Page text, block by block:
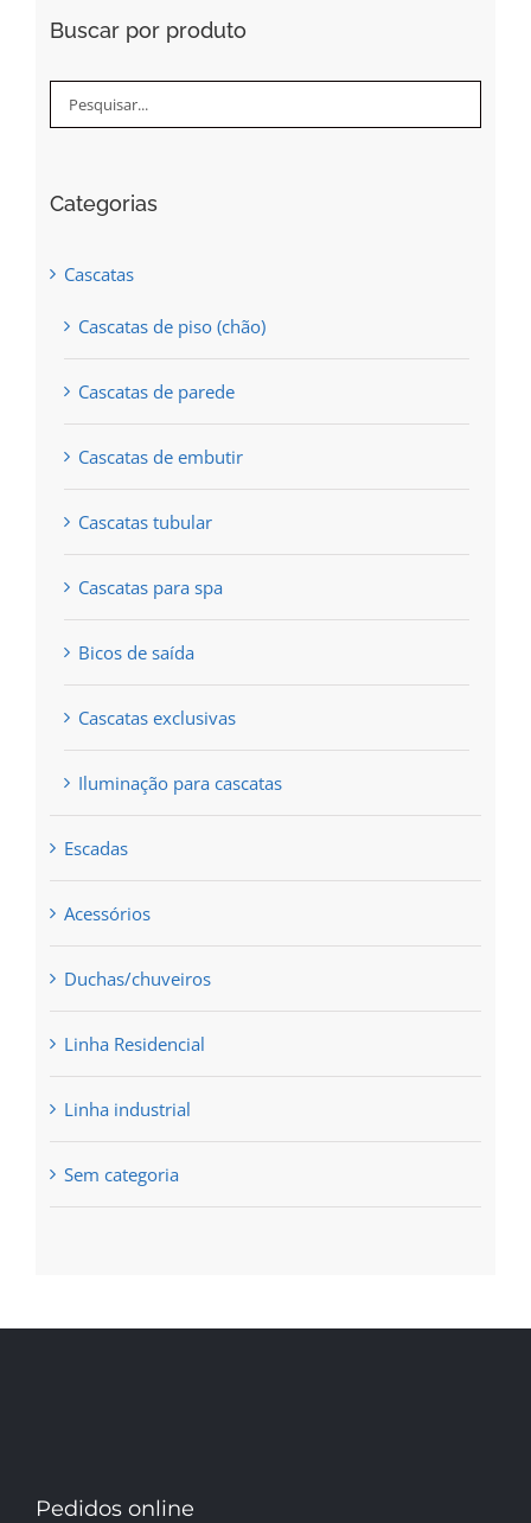
product
page
Buscar por produto
Categorias
Cascatas
Cascatas de piso (chão)
Cascatas de parede
Cascatas de embutir
Cascatas tubular
Cascatas para spa
Bicos de saída
Cascatas exclusivas
Iluminação para cascatas
Escadas
Acessórios
Duchas/chuveiros
Linha Residencial
Linha industrial
Sem categoria
Pedidos online